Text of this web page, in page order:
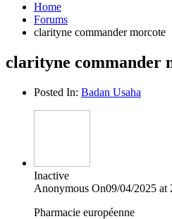
Home
Forums
clarityne commander morcote
clarityne commander
Posted In: Badan Usaha
Inactive
Anonymous On09/04/2025 at
Pharmacie européenne